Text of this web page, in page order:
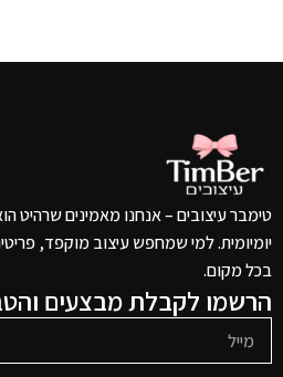
טימבר עיצובים – אנחנו מאמינים שרהיט
יומיומית. למי שמחפש עיצוב מוקפד,
בכל מקום.
הרשמו לקבלת מבצעים